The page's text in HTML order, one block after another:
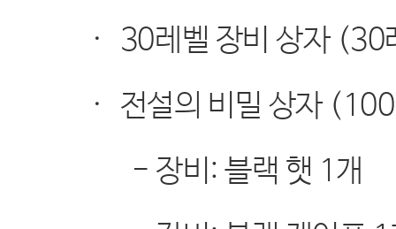
·
30레벨 장비 상자(30
·
전설의 비밀 상자(100
- 장비 :블랙 햇 1 개